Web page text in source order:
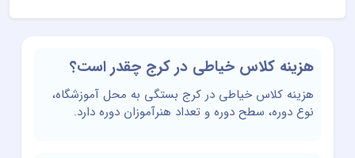
هزینه کلاس خیاطی در کرج چقدر است؟
هزینه کلاس خیاطی در کرج بستگی به محل آموزشگاه،
نوع دوره، سطح دوره و تعداد هنرآموزان دوره دارد.